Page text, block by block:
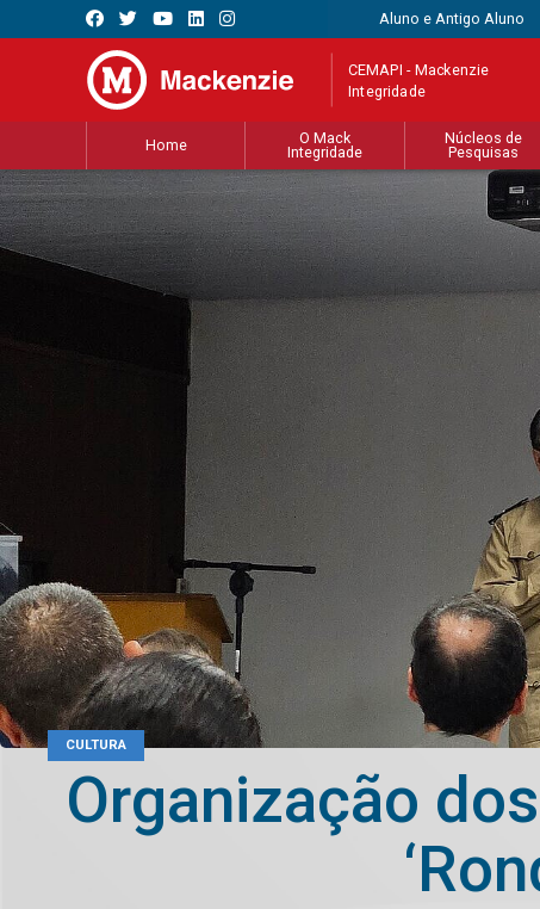
Aluno e Antigo Aluno
CEMAPI - Mackenzie
Integridade
Home
O Mack
Integridade
Núcleos de
Pesquisas
CULTURA
Organização